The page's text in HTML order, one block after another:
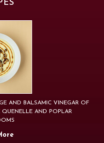
AND BALSAMIC VINEGAR OF
QUENELLE AND POPLAR